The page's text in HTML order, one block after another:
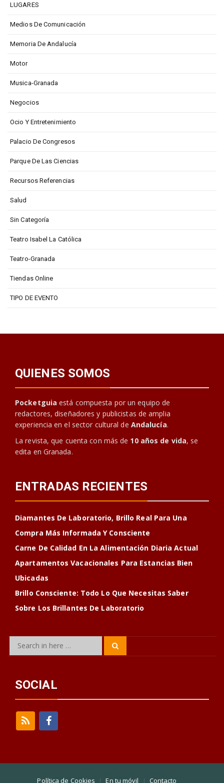
LUGARES
Medios De Comunicación
Memoria De Andalucía
Motor
Musica-Granada
Negocios
Ocio Y Entretenimiento
Palacio De Congresos
Parque De Las Ciencias
Recursos Referencias
Salud
Sin Categoría
Teatro Isabel La Católica
Teatro-Granada
Tiendas Online
TIPO DE EVENTO
QUIENES SOMOS
Pocketguia está compuesta por un equipo de
redactores, diseñadores y publicistas de amplia
experiencia en el sector cultural de Andalucía.
La revista, que cuenta con más de 10 años de vida, se
edita en Granada.
ENTRADAS RECIENTES
Diamantes De Laboratorio, Brillo Real Para Una
Compra Más Informada Y Consciente
Carne De Calidad En La Alimentación Diaria Actual
Apartamentos Vacacionales Para Estancias Bien
Ubicadas
Brillo Consciente: Todo Lo Que Necesitas Saber
Sobre Los Brillantes De Laboratorio
Search
SOCIAL
Política de Cookies En tu móvil Contacto